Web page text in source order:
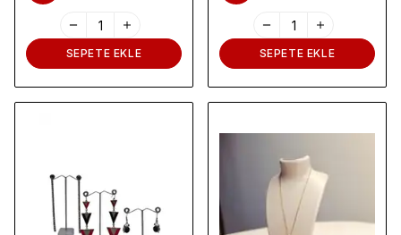
SEPETE EKLE SEPETE EKLE